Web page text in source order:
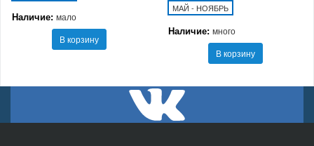
Наличие: мало
В корзину
МАЙ - НОЯБРЬ
Наличие: много
В корзину